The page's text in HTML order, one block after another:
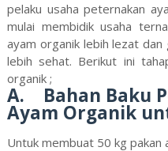
pelaku usaha peternakan
mulai membidik usaha
ayam organik lebih lezat
lebih sehat. Berikut ini
organik ;
A. Bahan Baku
Ayam Organik
Untuk membuat 50 kg pakan